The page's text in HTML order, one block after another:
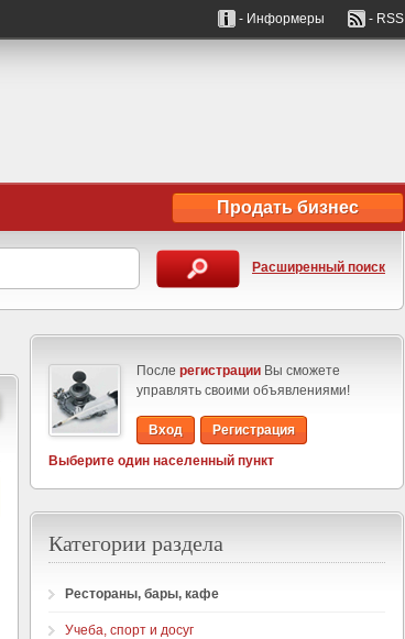
- Информеры - RSS
Продать бизнес
Расширенный поиск
После регистрации Вы сможете
управлять своими объявлениями!
Вход
Регистрация
Выберите один населенный пункт
Категории раздела
Рестораны, бары, кафе
Учеба, спорт и досуг